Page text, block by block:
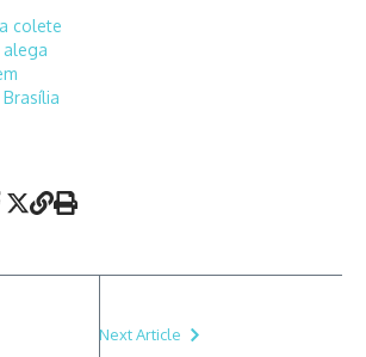
colete
alega
Next Article